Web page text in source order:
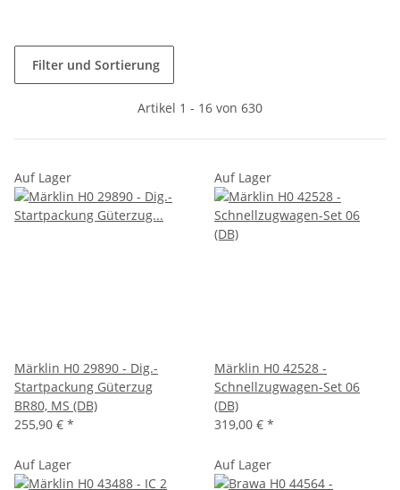
Filter und Sortierung
Artikel 1 - 16 von 630
Auf Lager
Märklin H0 29890 - Dig.-
Startpackung Güterzug
BR80, MS (DB)
255,90 € *
Auf Lager
Märklin H0 42528 -
Schnellzugwagen-Set 06
(DB)
319,00 € *
Auf Lager Auf Lager